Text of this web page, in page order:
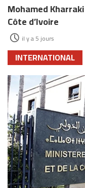
Mohamed
Côte d’Ivoire
il y a 5 jours
INTERNATIONAL